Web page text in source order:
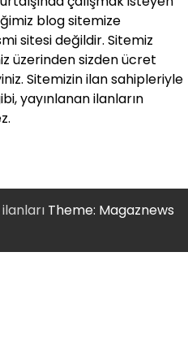
blog sitemize
sitesi değildir. Sitemiz
üzerinden sizden ücret
Sitemizin ilan sahipleriyle
yayınlanan ilanların
ilanları Theme: Magaznews